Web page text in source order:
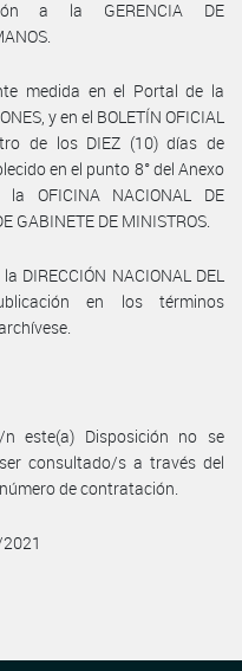
a la GERENCIA DE
medida en el Portal de la
y en el BOLETÍN OFICIAL
de los DIEZ (10) días de
en el punto 8° del Anexo
OFICINA NACIONAL DE
GABINETE DE MINISTROS.
DIRECCIÓN NACIONAL DEL
en los términos
este(a) Disposición no se
consultado/s a través del
de contratación.